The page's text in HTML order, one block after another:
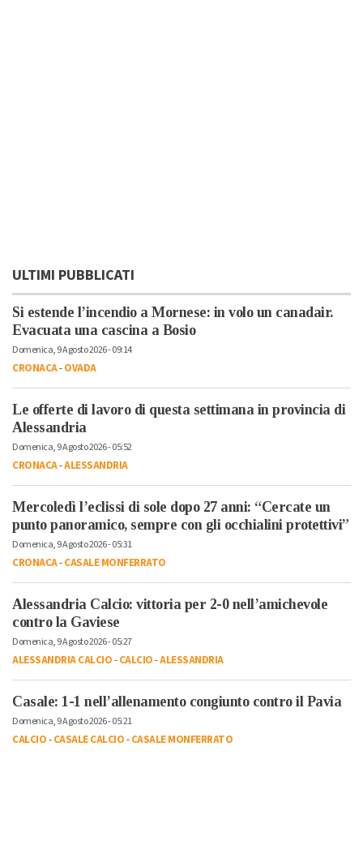
ULTIMI PUBBLICATI
Si estende l’incendio a Mornese: in volo un canadair.
Evacuata una cascina a Bosio
Domenica, 9 Agosto 2026 - 09:14
CRONACA-OVADA
Le offerte di lavoro di questa settimana in provincia di
Alessandria
Domenica, 9 Agosto 2026 - 05:52
CRONACA-ALESSANDRIA
Mercoledì l’eclissi di sole dopo 27 anni: “Cercate un
punto panoramico, sempre con gli occhialini protettivi”
Domenica, 9 Agosto 2026 - 05:31
CRONACA-CASALE MONFERRATO
Alessandria Calcio: vittoria per 2-0 nell’amichevole
contro la Gaviese
Domenica, 9 Agosto 2026 - 05:27
ALESSANDRIA CALCIO-CALCIO-ALESSANDRIA
Casale: 1-1 nell’allenamento congiunto contro il Pavia
Domenica, 9 Agosto 2026 - 05:21
CALCIO-CASALE CALCIO-CASALE MONFERRATO